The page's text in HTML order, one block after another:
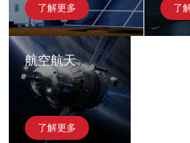
了解更多 了
航空航天
了解更多